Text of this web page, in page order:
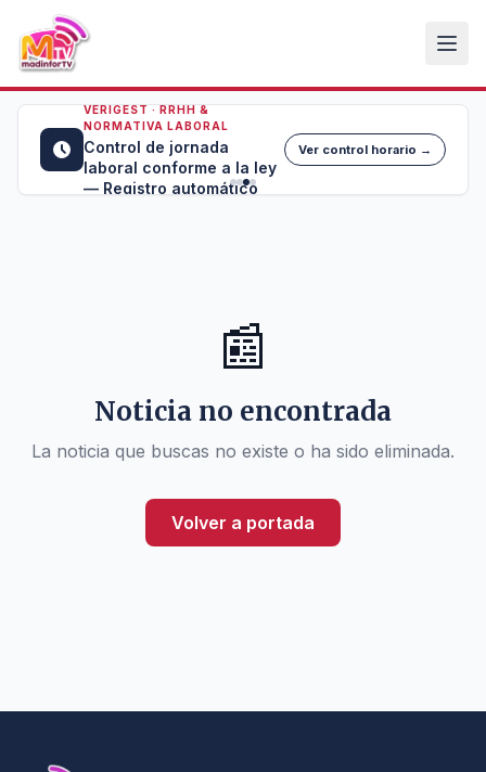
VERIGEST · RRHH &
NORMATIVA LABORAL
Control de jornada
laboral conforme a la ley
— Registro automático
Ver control horario →
📰
Noticia no encontrada
La noticia que buscas no existe o ha sido eliminada.
Volver a portada